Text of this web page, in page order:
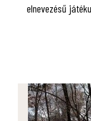
elnevezésű